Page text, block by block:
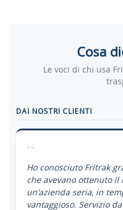
Cosa
Le voci di chi usa
DAI NOSTRI CLIENTI
“
Ho conosciuto Fritrak
che avevano ottenuto
un'azienda seria, in
vantaggioso. Servizio